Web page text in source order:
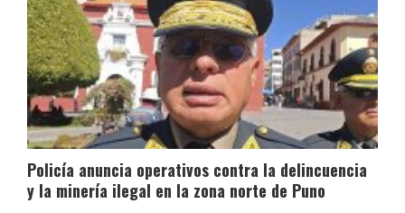
Policía anuncia operativos contra la delincuencia
y la minería ilegal en la zona norte de Puno